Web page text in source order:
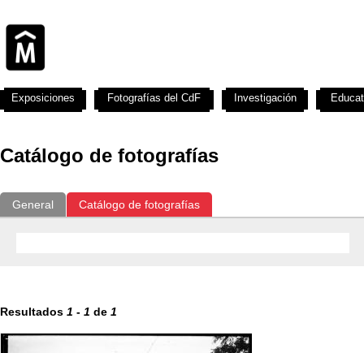
Catálogo de fotografías
General Catálogo de fotografías
Resultados 1 - 1 de 1
Exposiciones Fotografías del CdF Investigación